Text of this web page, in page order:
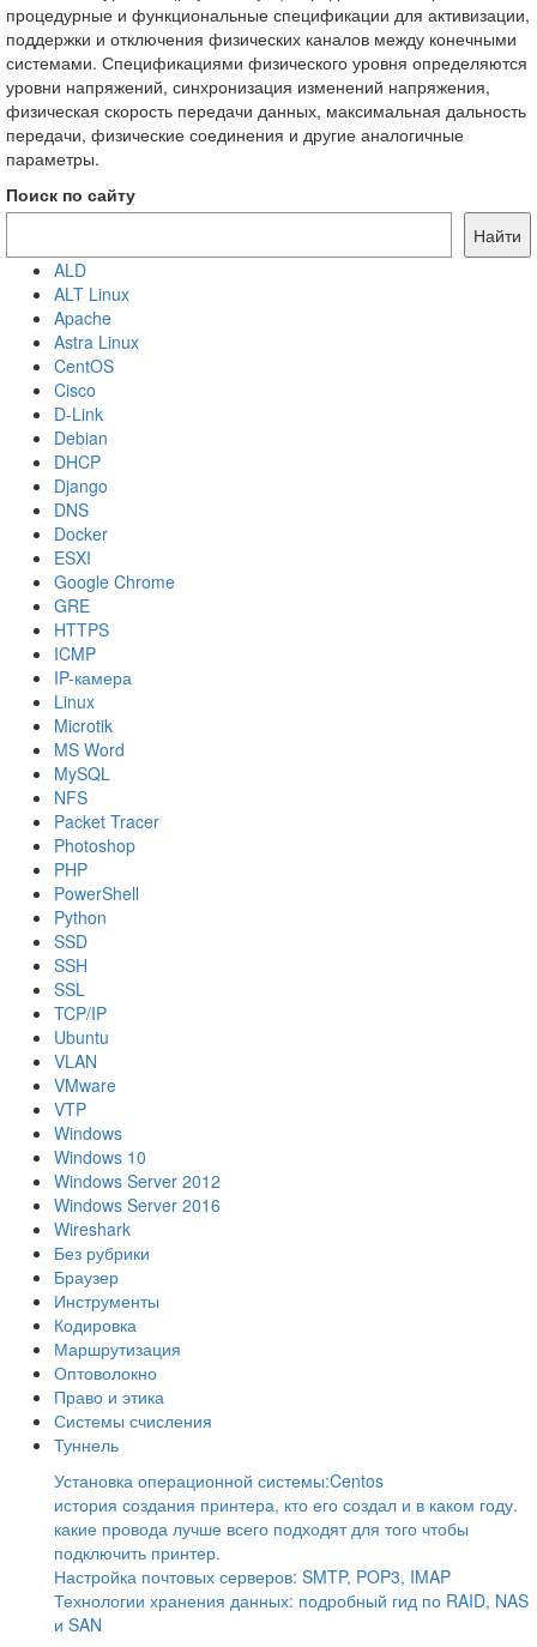
процедурные и функциональные спецификации для активизации,
поддержки и отключения физических каналов между конечными
системами. Спецификациями физического уровня определяются
уровни напряжений, синхронизация изменений напряжения,
физическая скорость передачи данных, максимальная дальность
передачи, физические соединения и другие аналогичные
параметры.
Поиск по сайту
Найти
ALD
ALT Linux
Apache
Astra Linux
CentOS
Cisco
D-Link
Debian
DHCP
Django
DNS
Docker
ESXI
Google Chrome
GRE
HTTPS
ICMP
IP-камера
Linux
Microtik
MS Word
MySQL
NFS
Packet Tracer
Photoshop
PHP
PowerShell
Python
SSD
SSH
SSL
TCP/IP
Ubuntu
VLAN
VMware
VTP
Windows
Windows 10
Windows Server 2012
Windows Server 2016
Wireshark
Без рубрики
Браузер
Инструменты
Кодировка
Маршрутизация
Оптоволокно
Право и этика
Системы счисления
Туннель
Установка операционной системы:Centos
история создания принтера, кто его создал и в каком году.
какие провода лучше всего подходят для того чтобы
подключить принтер.
Настройка почтовых серверов: SMTP, POP3, IMAP
Технологии хранения данных: подробный гид по RAID, NAS
и SAN